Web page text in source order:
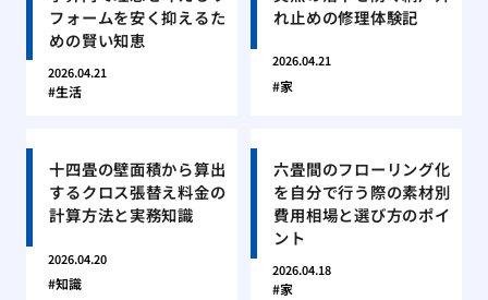
フォームを安く抑えるた
めの賢い知恵
2026.04.21
生活
れ止めの修理体験記
2026.04.21
家
十四畳の壁面積から算出
するクロス張替え料金の
計算方法と実務知識
2026.04.20
知識
六畳間のフローリング化
を自分で行う際の素材別
費用相場と選び方のポイ
ント
2026.04.18
家